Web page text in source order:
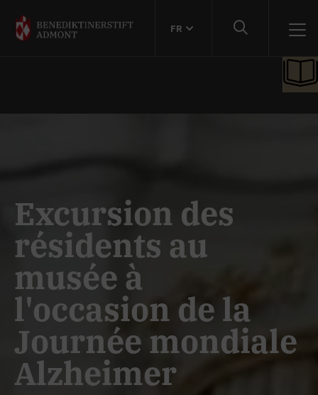
FR
Excursion des
résidents au
musée à
l'occasion de la
Journée mondiale
Alzheimer